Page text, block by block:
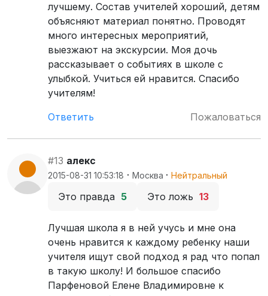
лучшему. Состав учителей хороший, детям
объясняют материал понятно. Проводят
много интересных мероприятий,
выезжают на экскурсии. Моя дочь
рассказывает о событиях в школе с
улыбкой. Учиться ей нравится. Спасибо
учителям!
Ответить
Пожаловаться
#13 алекс
2015-08-31 10:53:18 · Москва · Нейтральный
Это правда 5 Это ложь 13
Лучшая школа я в ней учусь и мне она
очень нравится к каждому ребенку наши
учителя ищут свой подход я рад что попал
в такую школу! И большое спасибо
Парфеновой Елене Владимировне к